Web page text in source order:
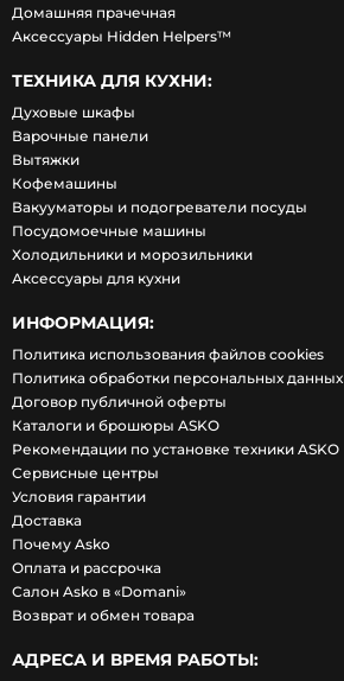
Домашняя прачечная
Аксессуары Hidden Helpers™
ТЕХНИКА ДЛЯ КУХНИ:
Духовые шкафы
Варочные панели
Вытяжки
Кофемашины
Вакууматоры и подогреватели посуды
Посудомоечные машины
Холодильники и морозильники
Аксессуары для кухни
ИНФОРМАЦИЯ:
Политика использования файлов cookies
Политика обработки персональных данных
Договор публичной оферты
Каталоги и брошюры ASKO
Рекомендации по установке техники ASKO
Сервисные центры
Условия гарантии
Доставка
Почему Asko
Оплата и рассрочка
Салон Asko в «Domani»
Возврат и обмен товара
АДРЕСА И ВРЕМЯ РАБОТЫ: